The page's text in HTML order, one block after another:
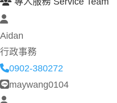
Aidan
行政事務
0902-380272
maywang0104